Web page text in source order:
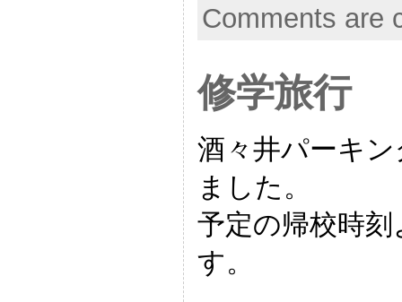
Comments are
修学旅行
酒々井パーキ
ました。
予定の帰校時
す。